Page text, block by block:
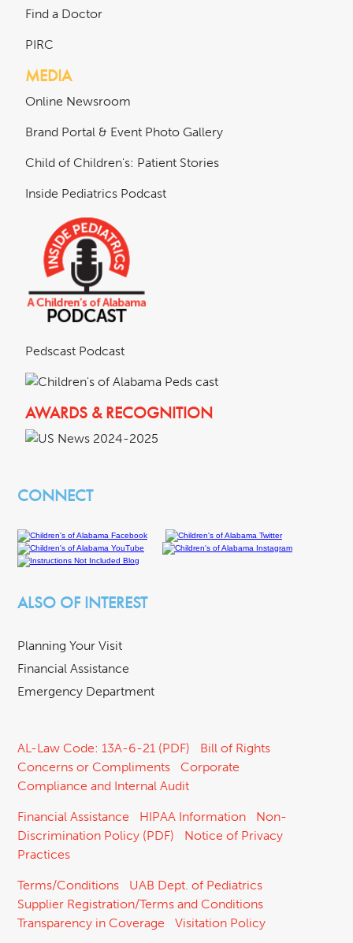
Find a Doctor
PIRC
MEDIA
Online Newsroom
Brand Portal & Event Photo Gallery
Child of Children's: Patient Stories
Inside Pediatrics Podcast
Pedscast Podcast
AWARDS & RECOGNITION
CONNECT
ALSO OF INTEREST
Planning Your Visit
Financial Assistance
Emergency Department
AL-Law Code: 13A-6-21 (PDF)
Bill of Rights
Concerns or Compliments
Corporate
Compliance and Internal Audit
Financial Assistance HIPAA Information
Non-
Discrimination Policy (PDF)
Notice of Privacy
Practices
Terms/Conditions
UAB Dept. of Pediatrics
Supplier Registration/Terms and Conditions
Transparency in Coverage
Visitation Policy